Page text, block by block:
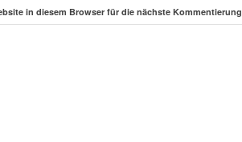
in diesem Browser für die nächste Kommentierung